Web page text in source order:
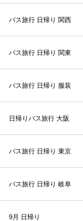
バス旅行 日帰り 関西
バス旅行 日帰り 関東
バス旅行 日帰り 服装
日帰りバス旅行 大阪
バス旅行 日帰り 東京
バス旅行 日帰り 岐阜
9月 日帰り